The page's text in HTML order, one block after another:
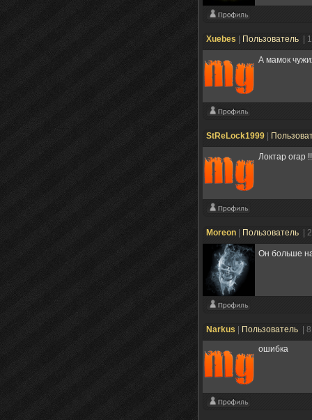
Xuebes Пользователь |
А мамок
StReLock1999
Локтар огар
Moreon Пользователь |
Он больше
Narkus Пользователь
|
ошибка